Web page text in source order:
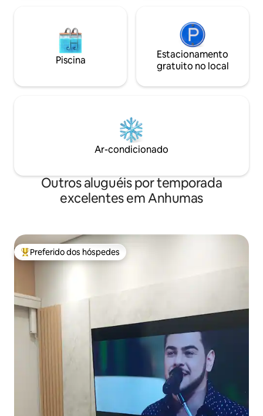
Piscina
Estacionamento
gratuito no local
Ar-condicionado
Outros aluguéis por temporada
excelentes em Anhumas
Entre os melhores preferidos dos hóspedes
Preferido dos hóspedes